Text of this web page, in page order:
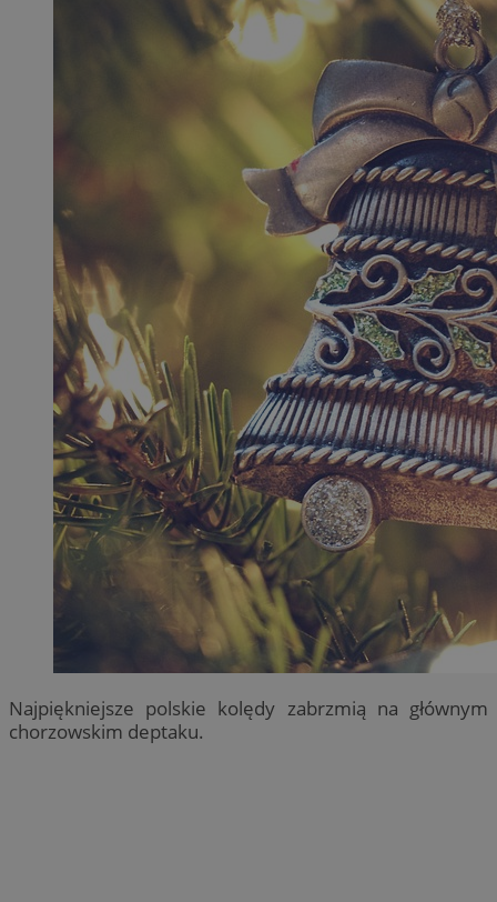
Najpiękniejsze polskie kolędy zabrzmią na głównym
chorzowskim deptaku.